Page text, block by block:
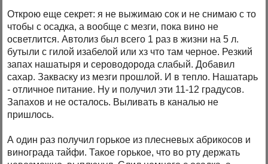
Открою еще секрет: я не выжимаю сок и не снимаю с то
чтобы с осадка, а вообще с мезги, пока вино не
осветлится. Автолиз был всего 1 раз в жизни на 5 л.
бутыли с гилой изабелой или хз что там черное. Резкий
запах нашатыря и сероводорода слабый. Добавил
сахар. Закваску из мезги прошлой. И в тепло. Нашатарь
- отличное питание. Ну и получил эти 11-12 градусов.
Запахов и не осталось. Выливать в каналью не
пришлось.
А один раз получил горькое из плесневых абрикосов и
винограда тайфи. Такое горькое, что во рту держать